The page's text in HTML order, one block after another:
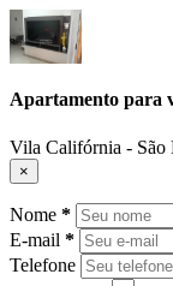
Apartamento para
Vila Califórnia - São
×
Nome *
E-mail *
Telefone